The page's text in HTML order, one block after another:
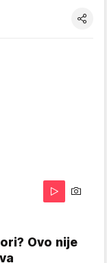
Ovo nije